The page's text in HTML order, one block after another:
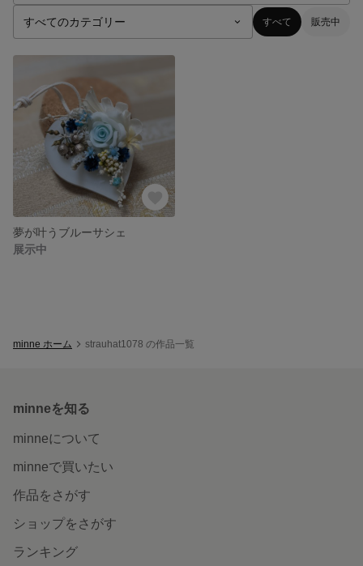
すべて 販売中
夢が叶うブルーサシェ
展示中
minne ホーム strauhat1078 の作品一覧
minneを知る
minneについて
minneで買いたい
作品をさがす
ショップをさがす
ランキング